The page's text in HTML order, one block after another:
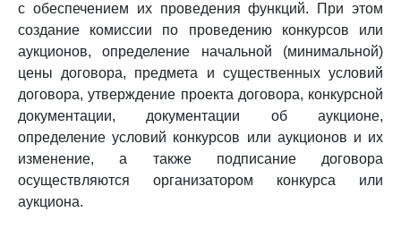
с обеспечением их проведения функций. При этом
создание комиссии по проведению конкурсов или
аукционов, определение начальной (минимальной)
цены договора, предмета и существенных условий
договора, утверждение проекта договора, конкурсной
документации, документации об аукционе,
определение условий конкурсов или аукционов и их
изменение, а также подписание договора
осуществляются организатором конкурса или
аукциона.